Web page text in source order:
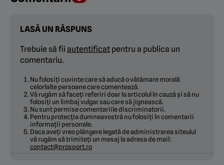
LASĂ UN RĂSPUNS
Trebuie să fii autentificat pentru a publica un
comentariu.
Nu folosiți cuvinte care să aducă o vătămare morală
celorlalte persoane care comentează.
Vă rugăm să faceți referiri doar la articolul în cauză și să nu
folosiți un limbaj vulgar sau care să jignească.
Nu sunt permise comentariile discriminatorii.
Pentru protecția dumneavostră nu folosiți în comentarii
informații personale.
Daca aveți vreo plângere legată de administrarea siteului
vă rugăm să trimiteți un mesaj la adresa de mail:
contact@prosport.ro